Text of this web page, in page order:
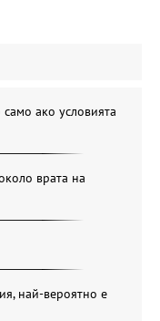
ако условията
врата на
най-вероятно е